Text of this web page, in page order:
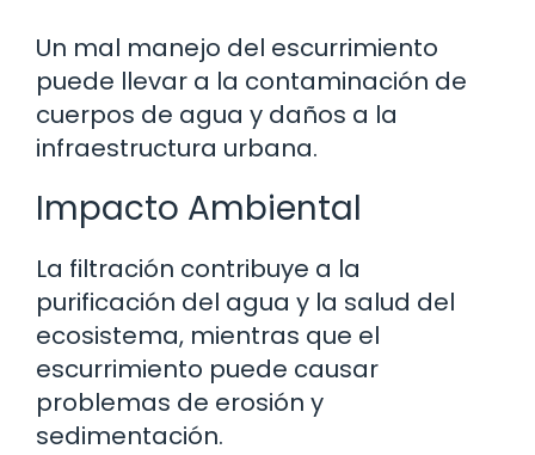
Un mal manejo del escurrimiento
puede llevar a la contaminación de
cuerpos de agua y daños a la
infraestructura urbana.
Impacto Ambiental
La filtración contribuye a la
purificación del agua y la salud del
ecosistema, mientras que el
escurrimiento puede causar
problemas de erosión y
sedimentación.